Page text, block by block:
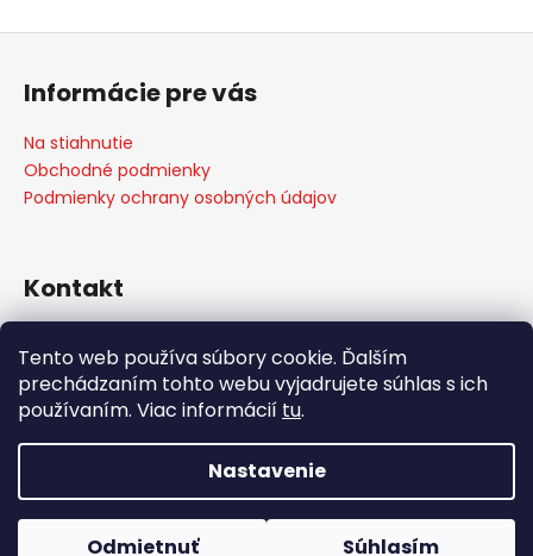
Tento web používa súbory cookie. Ďalším
prechádzaním tohto webu vyjadrujete súhlas s ich
používaním. Viac informácií tu.
Nastavenie
Odmietnuť Súhlasím
Informácie pre vás
Na stiahnutie
Obchodné podmienky
Podmienky ochrany osobných údajov
Kontakt
+421 907 773 666
WEBER STORE Košice
weberstore_kosice
Copyright 2026weber-store.sk. Všetky práva